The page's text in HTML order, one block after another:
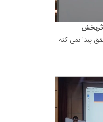
پبدا نمی كنه